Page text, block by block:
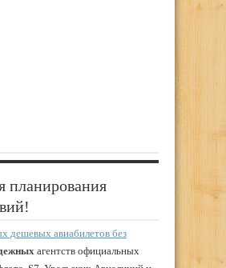
планирования
дешевых авиабилетов без
агентств официальных